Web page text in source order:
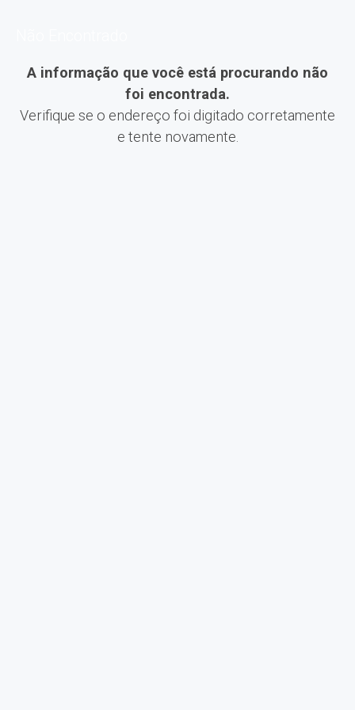
A informação que você está procurando não
foi encontrada.
Verifique se o endereço foi digitado corretamente
e tente novamente.